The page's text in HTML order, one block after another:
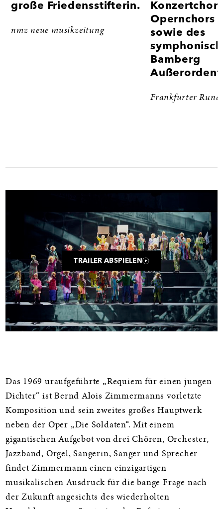
große Friedensstifterin.
nmz neue musikzeitung
Opernchors
sowie des
Bamberg
Frankfurter
TRAILER ABSPIELEN
Informationen
Das 1969 uraufgeführte „Requiem für einen jungen
Dichter“ ist Bernd Alois Zimmermanns vorletzte
Komposition und sein zweites großes Hauptwerk
neben der Oper „Die Soldaten“. Mit einem
gigantischen Aufgebot von drei Chören, Orchester,
Jazzband, Orgel, Sängerin, Sänger und Sprecher
findet Zimmermann einen einzigartigen
musikalischen Ausdruck für die bange Frage nach
der Zukunft angesichts des wiederholten